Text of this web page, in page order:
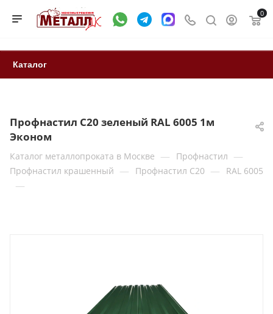
0
Каталог
Профнастил С20 зеленый RAL 6005 1м
Эконом
Каталог металлопроката в Москве — Профнастил —
Профнастил крашенный — Профнастил С20 — RAL 6005
—